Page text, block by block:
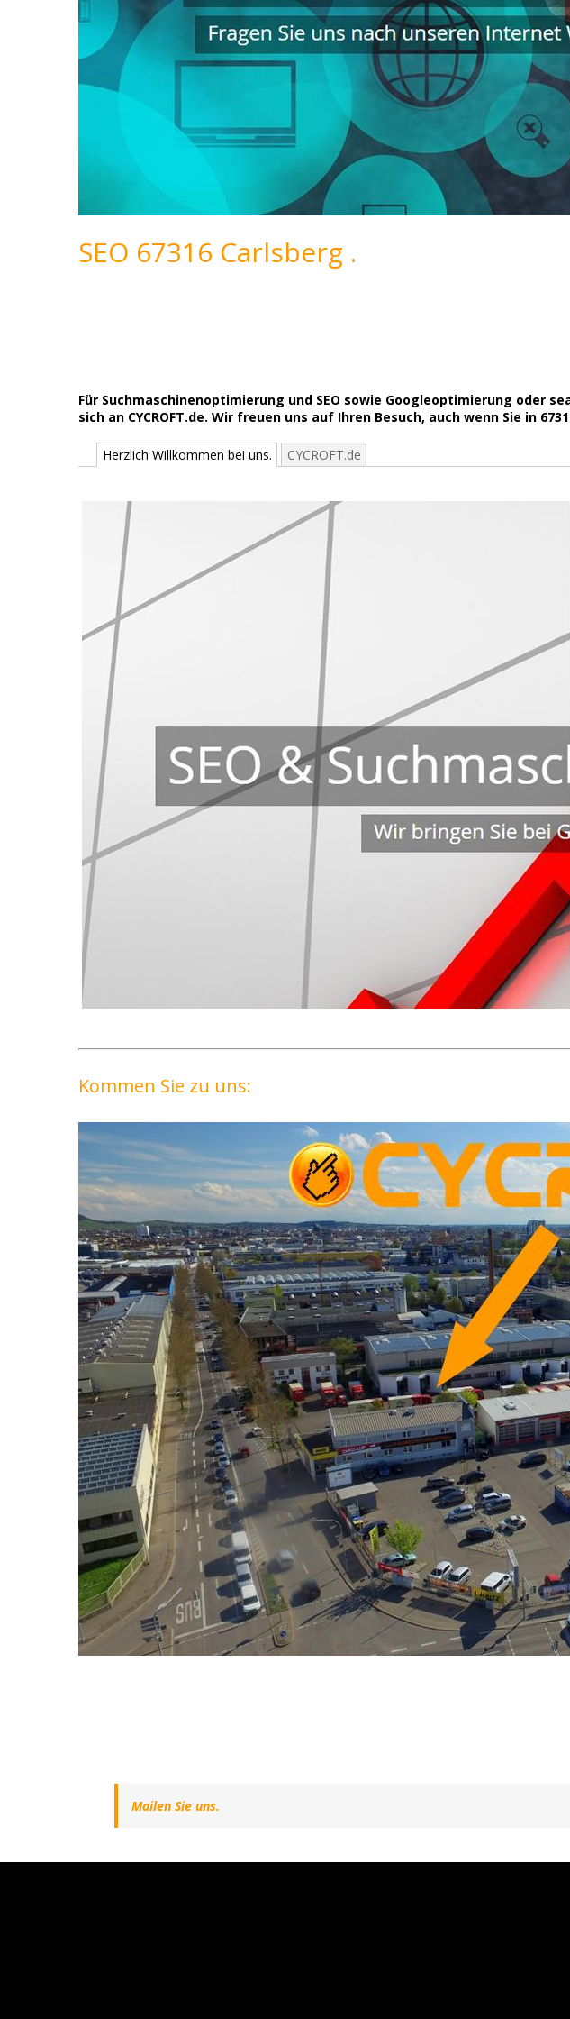
SEO 67316 Carlsberg .
Für Suchmaschinenoptimierung und SEO sowie Googleoptimierung oder
sich an CYCROFT.de. Wir freuen uns auf Ihren Besuch, auch wenn Sie in
Herzlich Willkommen bei uns. CYCROFT.de
Kommen Sie zu uns:
Mailen Sie uns.